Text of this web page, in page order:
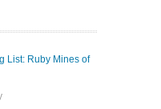
List: Ruby Mines of